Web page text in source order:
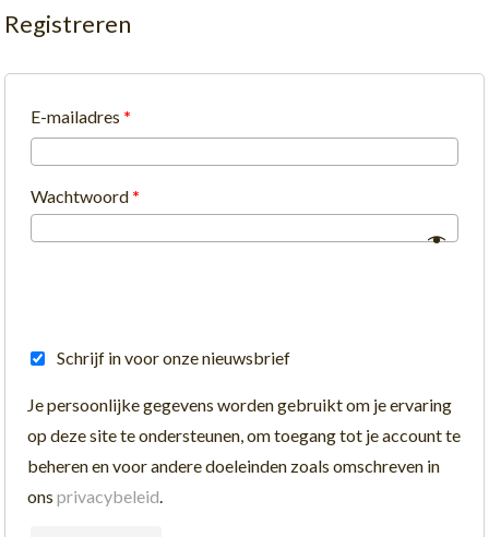
Registreren
E-mailadres *
Wachtwoord *
Schrijf in voor onze nieuwsbrief
Je persoonlijke gegevens worden gebruikt om je ervaring
op deze site te ondersteunen, om toegang tot je account te
beheren en voor andere doeleinden zoals omschreven in
onsprivacybeleid